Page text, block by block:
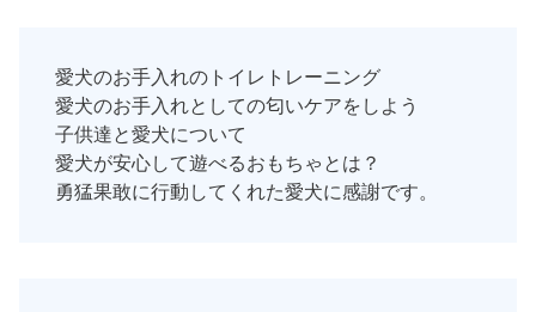
愛犬のお手入れのトイレトレーニング
愛犬のお手入れとしての匂いケアをしよう
子供達と愛犬について
愛犬が安心して遊べるおもちゃとは？
勇猛果敢に行動してくれた愛犬に感謝です。